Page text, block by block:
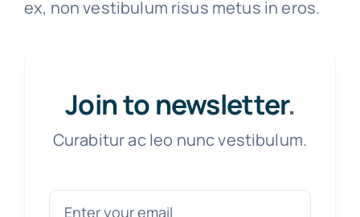
ex, non vestibulum risus metus in eros.
Join to newsletter.
Curabitur ac leo nunc vestibulum.